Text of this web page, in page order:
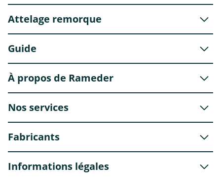
Attelage remorque
Guide
À propos de Rameder
Nos services
Fabricants
Informations légales